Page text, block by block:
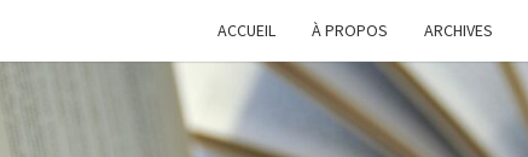
ACCUEIL À PROPOS ARCHIVES